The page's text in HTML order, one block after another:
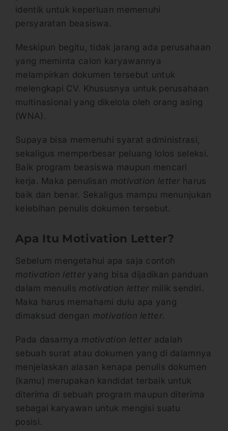
identik untuk keperluan memenuhi
persyaratan beasiswa.
Meskipun begitu, tidak jarang ada perusahaan
yang meminta calon karyawannya
melampirkan dokumen tersebut untuk
melengkapi CV. Khususnya untuk perusahaan
multinasional yang dikelola oleh orang asing
(WNA).
Supaya bisa memenuhi syarat administrasi,
sekaligus memperbesar peluang lolos seleksi.
Baik program beasiswa maupun mencari
kerja. Maka penulisan motivation letter harus
baik dan benar. Sekaligus mampu menunjukan
kelebihan penulis dokumen tersebut.
Apa Itu Motivation Letter?
Sebelum mengetahui apa saja contoh
motivation letter yang bisa dijadikan panduan
dalam menulis motivation letter milik sendiri.
Maka harus memahami dulu apa yang
dimaksud dengan motivation letter.
Pada dasarnya motivation letter adalah
sebuah surat atau dokumen yang di dalamnya
menjelaskan alasan kenapa penulis dokumen
(kamu) merupakan kandidat terbaik untuk
diterima di sebuah program maupun diterima
sebagai karyawan untuk mengisi suatu
posisi.